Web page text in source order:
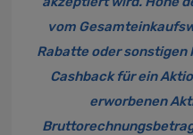
vom
Rabatte oder sonstigen
Cashback für ein
erworbenen